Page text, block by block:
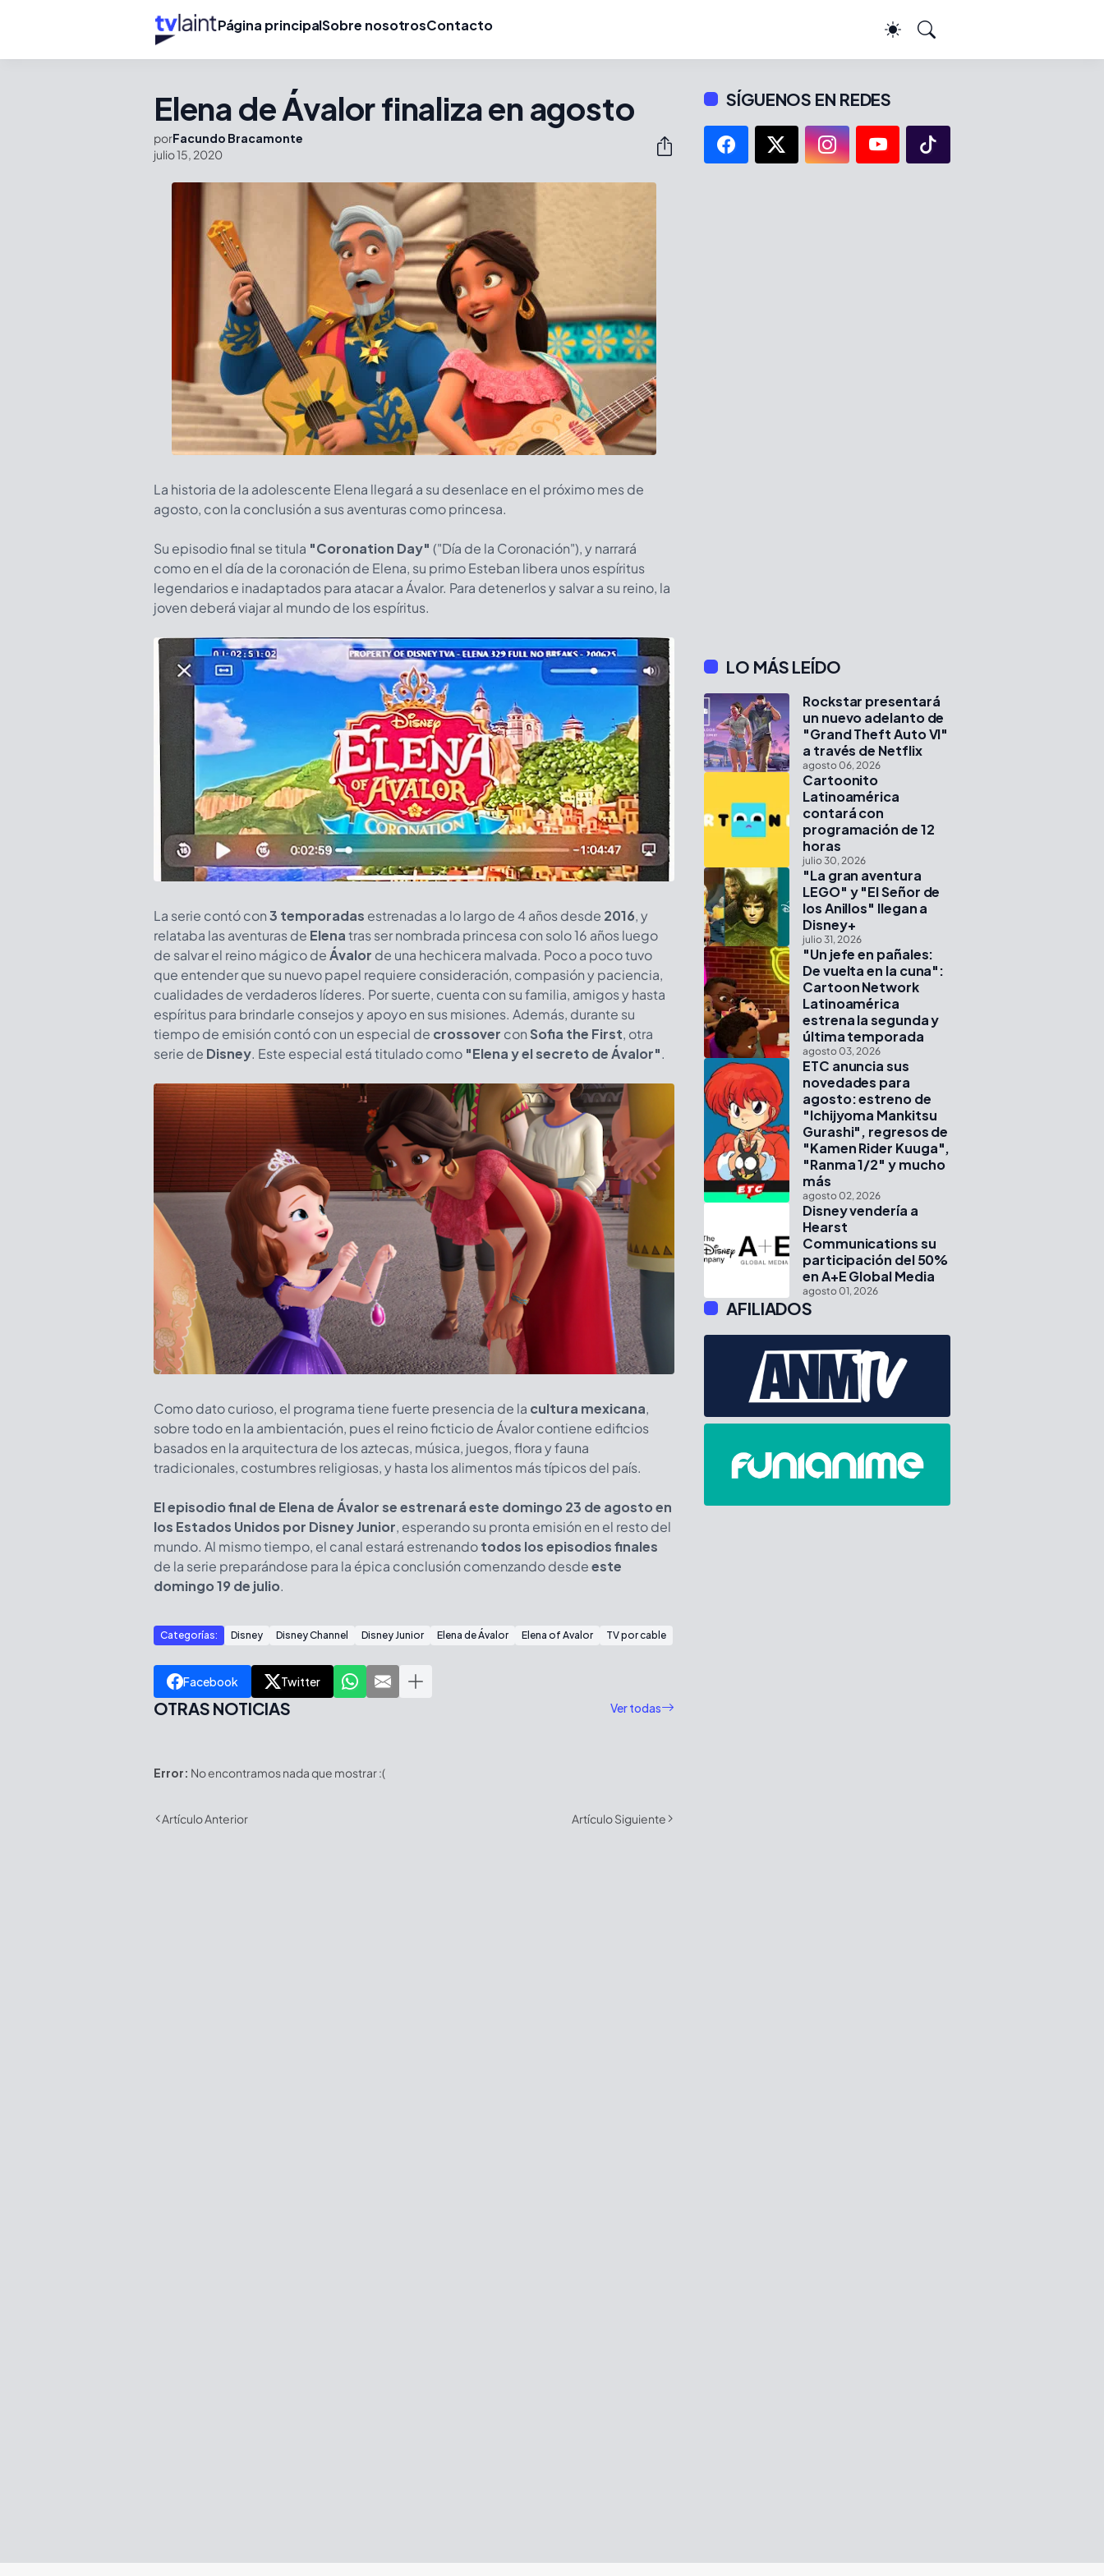
Página principalSobre nosotrosContacto
Elena de Ávalor finaliza en agosto
porFacundo Bracamonte
julio 15, 2020
La historia de la adolescente Elena llegará a su desenlace en el próximo mes de
agosto, con la conclusión a sus aventuras como princesa.
Su episodio final se titula "Coronation Day" ("Día de la Coronación"), y narrará
como en el día de la coronación de Elena, su primo Esteban libera unos espíritus
legendarios e inadaptados para atacar a Ávalor. Para detenerlos y salvar a su reino, la
joven deberá viajar al mundo de los espíritus.
La serie contó con3 temporadas estrenadas a lo largo de 4 años desde 2016, y
relataba las aventuras de Elenatras ser nombrada princesa con solo 16 años luego
de salvar el reino mágico deÁvalor de una hechicera malvada. Poco a poco tuvo
que entender que su nuevo papel requiere consideración, compasión y paciencia,
cualidades de verdaderos líderes. Por suerte, cuenta con su familia, amigos y hasta
espíritus para brindarle consejos y apoyo en sus misiones. Además, durante su
tiempo de emisión contó con un especial de crossover con Sofia the First, otra
serie de Disney. Este especial está titulado como "Elena y el secreto de Ávalor".
Como dato curioso, el programa tiene fuerte presencia de la cultura mexicana,
sobre todo en la ambientación, pues el reino ficticio de Ávalor contiene edificios
basados en la arquitectura de los aztecas, música, juegos, flora y fauna
tradicionales, costumbres religiosas, y hasta los alimentos más típicos del país.
El episodio final de Elena de Ávalor se estrenará este domingo 23 de agosto en
los Estados Unidos por Disney Junior, esperando su pronta emisión en el resto del
mundo. Al mismo tiempo, el canal estará estrenandotodos los episodios finales
de la serie preparándose para la épica conclusión comenzando desdeeste
domingo 19 de julio.
Categorías: Disney Disney Channel Disney Junior Elena de Ávalor Elena of Avalor TV por cable
Facebook Twitter
OTRAS NOTICIAS Ver todas
Error: No encontramos nada que mostrar :(
Artículo Anterior Artículo Siguiente
SÍGUENOS EN REDES
LO MÁS LEÍDO
Rockstar presentará
un nuevo adelanto de
"Grand Theft Auto VI"
a través de Netflix
agosto 06, 2026
Cartoonito
Latinoamérica
contará con
programación de 12
horas
julio 30, 2026
"La gran aventura
LEGO" y "El Señor de
los Anillos" llegan a
Disney+
julio 31, 2026
"Un jefe en pañales:
De vuelta en la cuna":
Cartoon Network
Latinoamérica
estrena la segunda y
última temporada
agosto 03, 2026
ETC anuncia sus
novedades para
agosto: estreno de
"Ichijyoma Mankitsu
Gurashi", regresos de
"Kamen Rider Kuuga",
"Ranma 1/2" y mucho
más
agosto 02, 2026
Disney vendería a
Hearst
Communications su
participación del 50%
en A+E Global Media
agosto 01, 2026
AFILIADOS